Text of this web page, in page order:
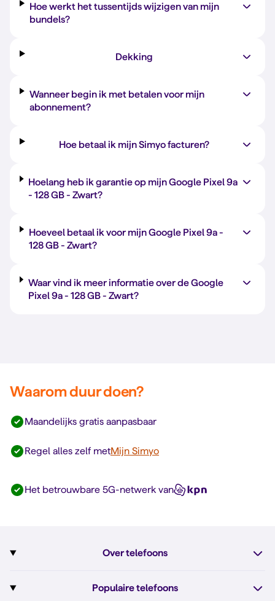
Hoe werkt het tussentijds wijzigen van mijn
bundels?
Dekking
Wanneer begin ik met betalen voor mijn
abonnement?
Hoe betaal ik mijn Simyo facturen?
Hoelang heb ik garantie op mijn Google Pixel 9a
-128 GB-Zwart?
Hoeveel betaal ik voor mijn Google Pixel 9a -
128 GB- Zwart?
Waar vind ik meer informatie over de Google
Pixel 9a - 128 GB- Zwart?
Waarom duur doen?
Maandelijks gratis aanpasbaar
Regel alles zelf metMijn Simyo
Het betrouwbare 5G-netwerk van
Over telefoons
Populaire telefoons